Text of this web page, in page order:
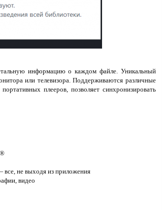
информацию о каждом файле. Уникальный
или телевизора. Поддерживаются различные
плееров, позволяет синхронизировать
все, не выходя из приложения
видео